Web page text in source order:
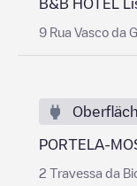
B&B HOTEL
9 Rua Vasco da
PORTELA-
2 Travessa da